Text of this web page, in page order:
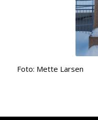
Foto: Mette Larsen